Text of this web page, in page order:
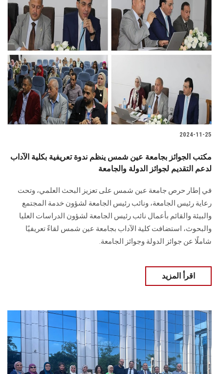
2024-11-25
مكتب الجوائز بجامعة عين شمس ينظم ندوة تعريفية بكلية الآداب
لدعم التقديم لجوائز الدولة والجامعة
في إطار حرص جامعة عين شمس على تعزيز البحث العلمي، وتحت
رعاية رئيس الجامعة، ونائب رئيس الجامعة لشؤون خدمة المجتمع
والبيئة والقائم بأعمال نائب رئيس الجامعة لشؤون الدراسات العليا
والبحوث، استضافت كلية الآداب بجامعة عين شمس لقاءً تعريفيًا
شاملًا عن جوائز الدولة وجوائز الجامعة.
اقرأ المزيد